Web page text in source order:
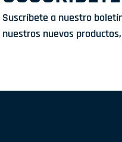
Suscríbete a nuestro
nuestros nuevos